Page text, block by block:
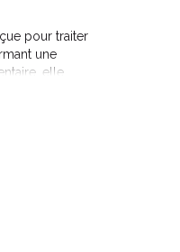
pour traiter
une
elle